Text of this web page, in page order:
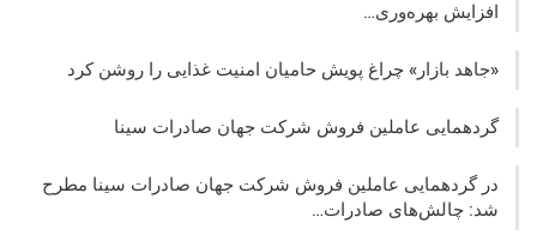
افزایش بهره‌وری…
«جاهد بازار» چراغ پویش حامیان امنیت غذایی را روشن کرد
گردهمایی عاملین فروش شرکت جهان صادرات سینا
در گردهمایی عاملین فروش شرکت جهان صادرات سینا مطرح
شد: چالش‌های صادرات…